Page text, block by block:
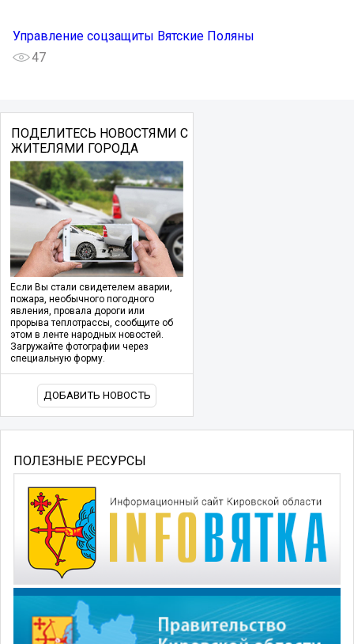
Управление соцзащиты Вятские Поляны
47
ПОДЕЛИТЕСЬ НОВОСТЯМИ С
ЖИТЕЛЯМИ ГОРОДА
Если Вы стали свидетелем аварии,
пожара, необычного погодного
явления, провала дороги или
прорыва теплотрассы, сообщите об
этом в ленте народных новостей.
Загружайте фотографии через
специальную форму.
ДОБАВИТЬ НОВОСТЬ
ПОЛЕЗНЫЕ РЕСУРСЫ